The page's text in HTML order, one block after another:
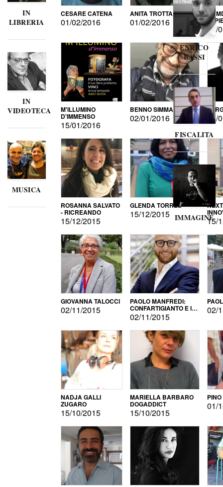
IN
LIBRERIA
IN
VIDEOTECA
MUSICA
CESARE CATENA
01/02/2016
ANITA TROTTA
01/02/2016 DI
15/
M'ILLUMINO
D'IMMENSO
15/01/2016
BENNO SIMMA
02/01/2016
ROSANNA SALVATO
- RICREANDO
15/12/2015
GLENDA TORRES
15/12/2015
15/
GIOVANNA TALOCCI
02/11/2015
PAOLO MANFREDI:
CONFARTIGIANTO E IL
SONDAGGIO
02/11/2015
02/
NADJA GALLI
ZUGARO
15/10/2015
MARIELLA BARBARO
DOGADDICT
15/10/2015
01/
ENRICO
BASSI
FISCALITA
IMMAGINE